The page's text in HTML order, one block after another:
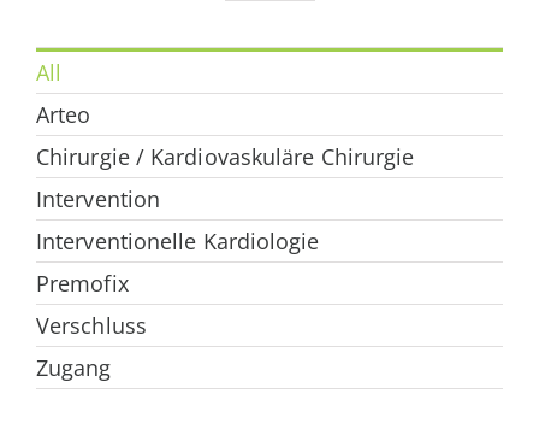
All
Arteo
Chirurgie / Kardiovaskuläre Chirurgie
Intervention
Interventionelle Kardiologie
Premofix
Verschluss
Zugang